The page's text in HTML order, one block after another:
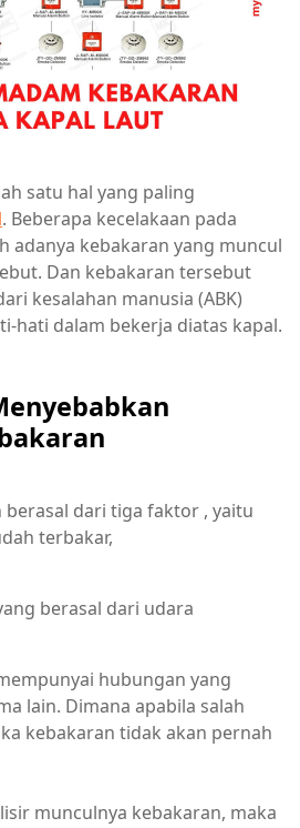
satu hal yang paling
. Beberapa kecelakaan pada
adanya kebakaran yang muncul
Dan kebakaran tersebut
kesalahan manusia (ABK)
hati dalam bekerja diatas kapal.
berasal dari tiga faktor , yaitu
terbakar,
berasal dari udara
hubungan yang
lain. Dimana apabila salah
kebakaran tidak akan pernah
munculnya kebakaran, maka